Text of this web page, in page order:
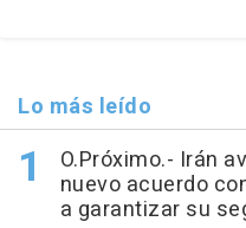
Lo más leído
O.Próximo.- Irán
nuevo acuerdo
a garantizar su